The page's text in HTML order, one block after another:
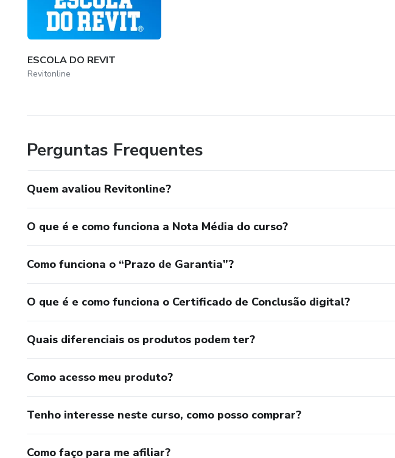
ESCOLA DO REVIT
Revitonline
Perguntas Frequentes
Quem avaliou Revitonline?
O que é e como funciona a Nota Média do curso?
Como funciona o “Prazo de Garantia”?
O que é e como funciona o Certificado de Conclusão digital?
Quais diferenciais os produtos podem ter?
Como acesso meu produto?
Tenho interesse neste curso, como posso comprar?
Como faço para me afiliar?